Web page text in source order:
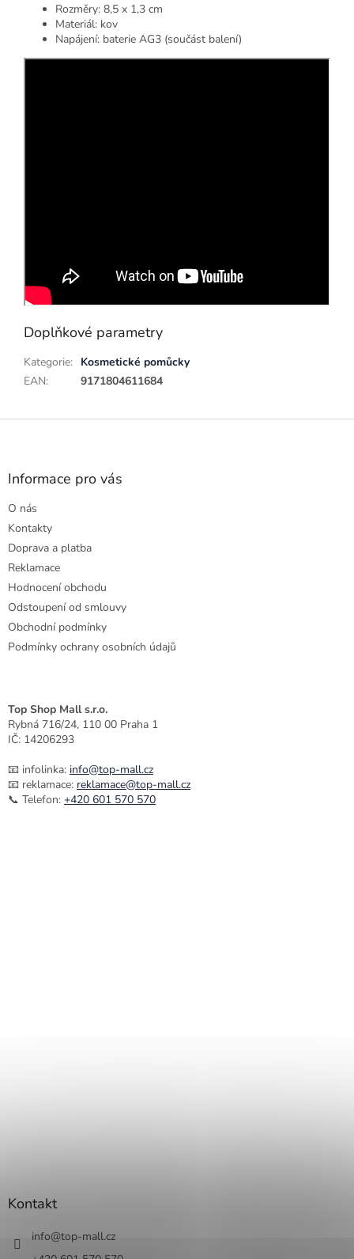
Rozměry: 8,5 x 1,3 cm
Materiál: kov
Napájení: baterie AG3 (součást balení)
Doplňkové parametry
Kategorie: Kosmetické pomůcky
EAN: 9171804611684
Z
Informace pro vás
O nás
Kontakty
Doprava a platba
Reklamace
Hodnocení obchodu
Odstoupení od smlouvy
Obchodní podmínky
Podmínky ochrany osobních údajů
Top Shop Mall s.r.o.
Rybná 716/24, 110 00 Praha 1
IČ: 14206293
📧 infolinka: info@top-mall.cz
📧 reklamace: reklamace@top-mall.cz
📞 Telefon: +420 601 570 570
Kontakt
info@top-mall.cz